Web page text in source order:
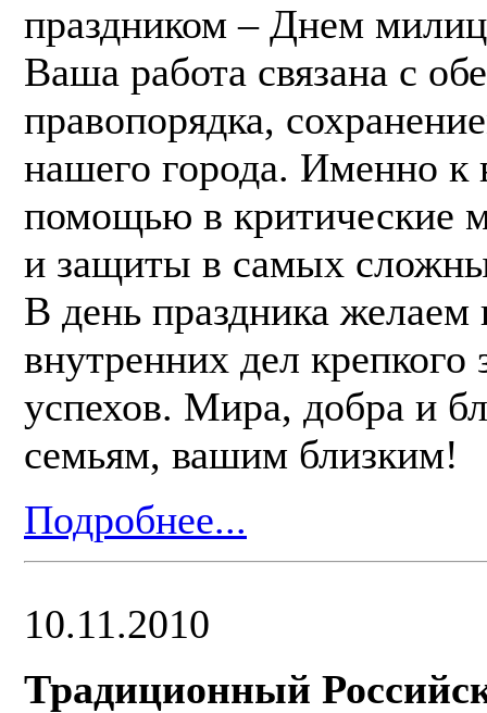
праздником – Днем
Ваша работа связана с
правопорядка,
нашего города. Именно к
помощью в критические
и защиты в самых
В день праздника желаем
внутренних дел
успехов. Мира, добра и
семьям, вашим близким!
Подробнее...
10.11.2010
Традиционный